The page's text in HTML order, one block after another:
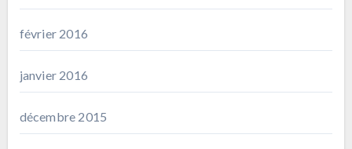
février 2016
janvier 2016
décembre 2015